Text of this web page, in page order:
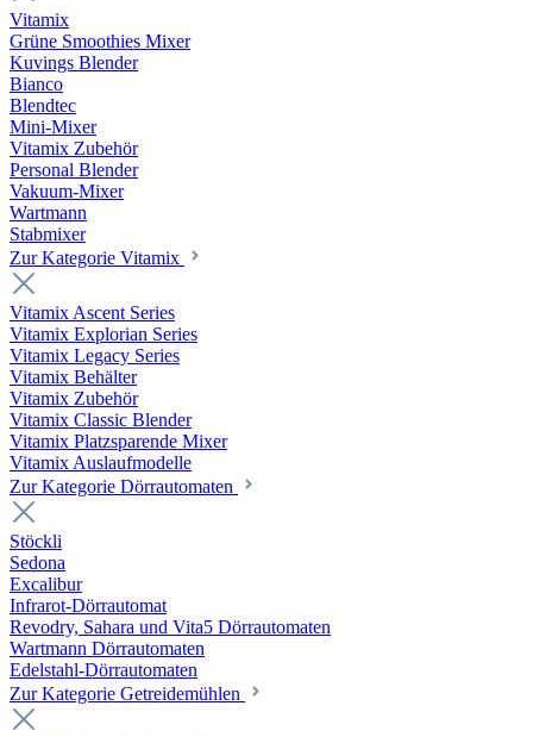
Vitamix
Grüne Smoothies Mixer
Kuvings Blender
Bianco
Blendtec
Mini-Mixer
Vitamix Zubehör
Personal Blender
Vakuum-Mixer
Wartmann
Stabmixer
Zur Kategorie Vitamix
Vitamix Ascent Series
Vitamix Explorian Series
Vitamix Legacy Series
Vitamix Behälter
Vitamix Zubehör
Vitamix Classic Blender
Vitamix Platzsparende Mixer
Vitamix Auslaufmodelle
Zur Kategorie Dörrautomaten
Stöckli
Sedona
Excalibur
Infrarot-Dörrautomat
Revodry, Sahara und Vita5 Dörrautomaten
Wartmann Dörrautomaten
Edelstahl-Dörrautomaten
Zur Kategorie Getreidemühlen